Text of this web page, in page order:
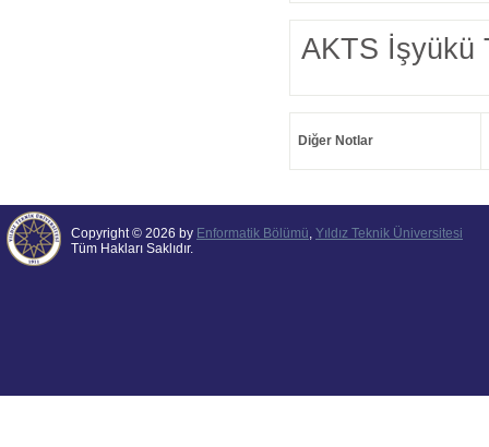
AKTS İşyükü
Diğer Notlar
Copyright © 2026 by Enformatik Bölümü, Yıldız Teknik Üniversitesi
Tüm Hakları Saklıdır.